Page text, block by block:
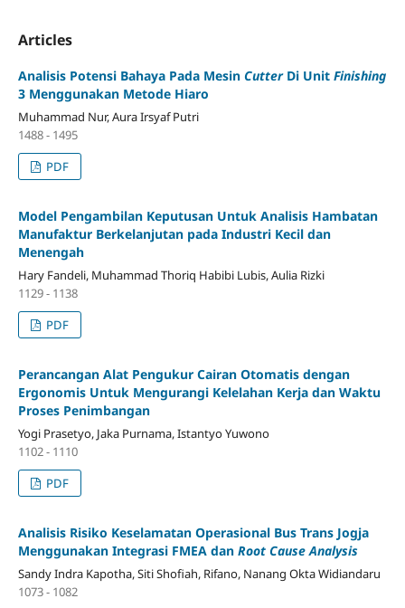
Articles
Analisis Potensi Bahaya Pada Mesin CutterDi UnitFinishing
3 Menggunakan Metode Hiaro
Muhammad Nur, Aura Irsyaf Putri
1488 - 1495
PDF
Model Pengambilan Keputusan Untuk Analisis Hambatan
Manufaktur Berkelanjutan pada Industri Kecil dan
Menengah
Hary Fandeli, Muhammad Thoriq Habibi Lubis, Aulia Rizki
1129 - 1138
PDF
Perancangan Alat Pengukur Cairan Otomatis dengan
Ergonomis Untuk Mengurangi Kelelahan Kerja dan Waktu
Proses Penimbangan
Yogi Prasetyo, Jaka Purnama, Istantyo Yuwono
1102 - 1110
PDF
Analisis Risiko Keselamatan Operasional Bus Trans Jogja
Menggunakan Integrasi FMEA dan Root Cause Analysis
Sandy Indra Kapotha, Siti Shofiah, Rifano, Nanang Okta Widiandaru
1073 - 1082